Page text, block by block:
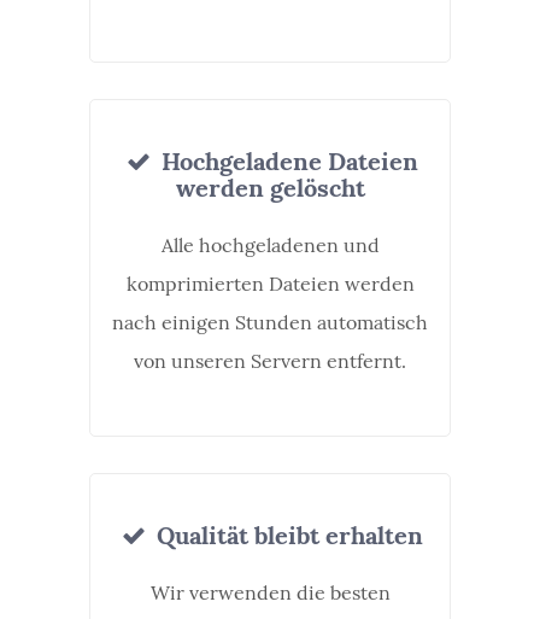
Hochgeladene Dateien
werden gelöscht
Alle hochgeladenen und
komprimierten Dateien werden
nach einigen Stunden automatisch
von unseren Servern entfernt.
Qualität bleibt erhalten
Wir verwenden die besten